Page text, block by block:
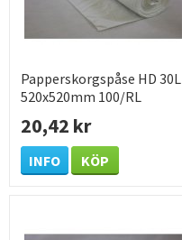
Papperskorgspåse HD 30L
520x520mm 100/RL
20,42 kr
INFO KÖP